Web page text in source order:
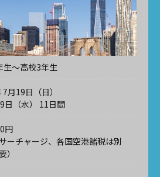
生～高校3年生
月19日（日）
日（水） 11日間
円
サーチャージ、各国空港諸税は別
）